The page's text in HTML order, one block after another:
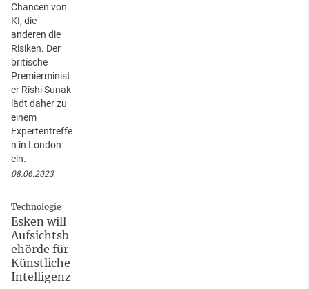
Chancen von
KI, die
anderen die
Risiken. Der
britische
Premierminist
er Rishi Sunak
lädt daher zu
einem
Expertentreffe
n in London
ein.
08.06.2023
Technologie
Esken will
Aufsichtsb
ehörde für
Künstliche
Intelligenz